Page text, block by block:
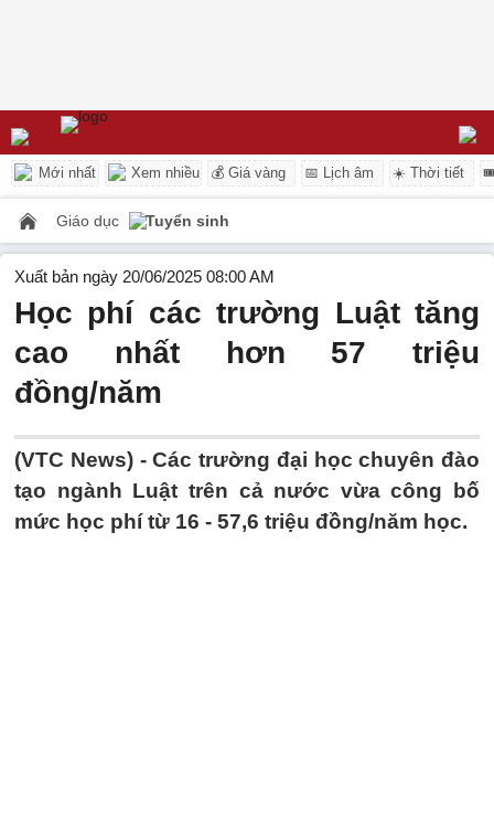
Mới nhất Xem nhiều 💰 Giá vàng 📅 Lịch âm ☀️ Thời tiết
Giáo dục Tuyển sinh
Xuất bản ngày 20/06/2025 08:00 AM
Học phí các trường Luật tăng
cao nhất hơn 57 triệu
đồng/năm
(VTC News) -Các trường đại học chuyên đào
tạo ngành Luật trên cả nước vừa công bố
mức học phí từ 16 - 57,6 triệu đồng/năm học.